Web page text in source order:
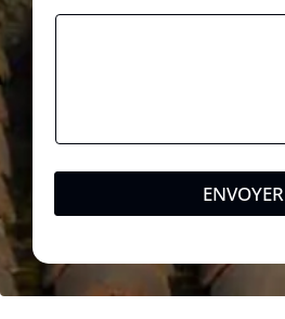
ENVOYER